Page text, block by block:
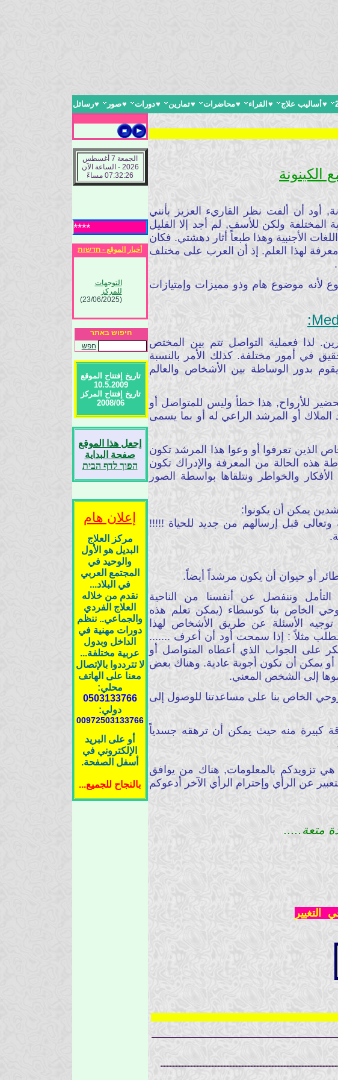
♥ أساليب علاج ♥ القراء ♥محاضرات ♥تمارين ♥دورات ♥صور ♥رسائل
الكينونة
أود أن ألفت نظر القاريء العزيز بأنني
المختلفة ولكن للأسف, لم أجد إلا القليل
الأجنبية وهذا طبعاً أثار دهشتي. فكان
لهذا العلم. إذ أن العرب على مختلف
لأنه موضوع هام وذو مميزات وإمتيازات
لذا فعملية التواصل تتم بين المختص
في أمور مختلفة. كذلك الأمر بالنسبة
بدور الوساطة بين الأشخاص والعالم
للأرواح, هذا خطأ وليس للمتواصل أو
أو المرشد الراعي له أو بما يسمى
الذين تعرفوا أو وعوا هذا المرشد تكون
هذه الحالة من المعرفة والإدراك تكون
والخواطر ونتلقاها بواسطة الصور
يمكن أن يكونوا:
قبل إرسالهم من جديد للحياة !!!!!
وننفصل عن أنفسنا من الناحية
الخاص بنا كوسطاء (يمكن تعلم هذه
توجيه الأسئلة عن طريق الأشخاص لهذا
مثلاً : إذا سمحت أود أن أعرف .......
على الجواب الذي أعطاه المتواصل أو
يمكن أن تكون أجوبة عادية. وهناك بعض
إلى الشخص المعني.
الخاص بنا على مساعدتنا للوصول إلى
كبيرة منه حيث يمكن أن ترهقه جسدياً
تزويدكم بالمعلومات, هناك من يوافق
عن الرأي وإحترام الرأي الآخر أدعوكم
متعة.....
الجمعة 7 أغسطس
2026 - الساعة الآن
07:32:27 مساءً
***** ادارة الموقع
أخبار الموقع - חדשות
التوجهات
للمركز
(23/06/2025)
المواد المهنية
(23/06/2025)
تعليقات الزوار :
المواد المهنية :
شكر وتقدير
للزوار من دول
العالم :
(23/06/2025)
חיפוש באתר
חפש
تاريخ إفتتاح الموقع
10.5.2009
تاريخ إفتتاح المركز
2008/06
إجعل هذا الموقع
صفحة البداية
הפוך לדף הבית
إعلان هام
مركز العلاج
البديل هو الأول
والوحيد في
المجتمع العربي
في البلاد...
نقدم من خلاله
العلاج الفردي
والجماعي.. ننظم
دورات مهنية في
الداخل وبدول
عربية مختلفة...
لا تترددوا بالإتصال
معنا على الهاتف
محلي:
0503133766
دولي:
00972503133766
أو على البريد
الإلكتروني في
أسفل الصفحة.
بالنجاح للجميع...